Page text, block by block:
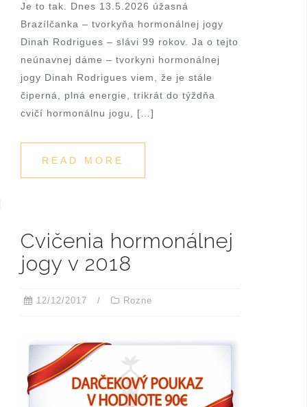
Je to tak. Dnes 13.5.2026 úžasná
Brazílčanka – tvorkyňa hormonálnej jogy
Dinah Rodrigues – slávi 99 rokov. Ja o tejto
neúnavnej dáme – tvorkyni hormonálnej
jogy Dinah Rodrigues viem, že je stále
čiperná, plná energie, trikrát do týždňa
cvičí hormonálnu jogu, […]
READ MORE
Cvičenia hormonálnej
jogy v 2018
12/12/2017 Rozne